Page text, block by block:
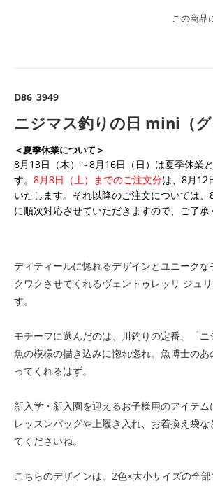
この商品
D86_3949
ニジマス釣りの日 mini（グ
＜夏季休業について＞
8月13日（木）～8月16日（日）は夏季休業
す。 8月8日（土）までのご注文分は、8月12
いたします。それ以降のご注文については
に順次対応させていただきますので、ご了承
ディティールに惚れるデザインとユニークな
クワクさせてくれるヴェントゥレッリ ジュ
す。
モチーフに選んだのは、川釣りの定番、「ニ
魚の模様の描き込みに惚れ惚れ。魚博士のあ
ってくれるはず。
新入学・新入園を迎えるお子様用のアイテム
レッスンバッグや上履き入れ、お着換え袋
てくださいね。
こちらのデザインは、2色×大小サイズの全部